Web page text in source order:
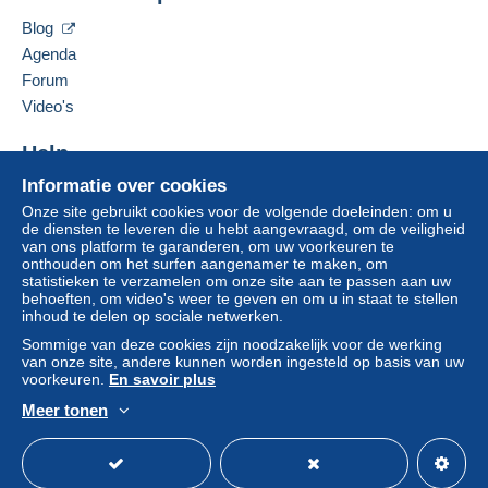
voor de rekening van de koper.
Als de verkoopvoorwaarden van de verkoper
clausules bevatten met betrekking tot de betaling,
moeten deze als nietig worden beschouwd. De
Delcampe, zoals gedefinieerd in de
toepassing zijn.
Aankopen moeten worden betaald binnen14
dagenna ontvangst van de eindafrekening van de
verkoper.
Shipments are made from Belgium or
from Spain
Verzendings- en behandelingskosten vanaf
01.01.2026 - Frais d’envoi et de manutention -
Informatie over cookies
Onze site gebruikt cookies voor de volgende doeleinden: om u
de diensten te leveren die u hebt aangevraagd, om de veiligheid
van ons platform te garanderen, om uw voorkeuren te
onthouden om het surfen aangenamer te maken, om
statistieken te verzamelen om onze site aan te passen aan uw
behoeften, om video's weer te geven en om u in staat te stellen
inhoud te delen op sociale netwerken.
Sommige van deze cookies zijn noodzakelijk voor de werking
van onze site, andere kunnen worden ingesteld op basis van uw
voorkeuren. En savoir plus
Meer tonen
Blog
Agenda
Forum
Video's
Help
Hulpcentrum
Kopen op Delcampe
Verkopen op Delcampe
Een beveiligde website